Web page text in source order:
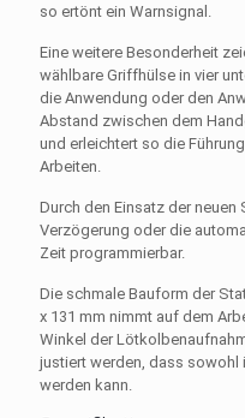
so ertönt ein Warnsignal.
Eine weitere Besonderheit
wählbare Griffhülse in vier
die Anwendung oder den
Abstand zwischen dem
und erleichtert so die
Arbeiten.
Durch den Einsatz der
Verzögerung oder die
Zeit programmierbar.
Die schmale Bauform der
x 131 mm nimmt auf dem
Winkel der
justiert werden, dass sowohl
werden kann.